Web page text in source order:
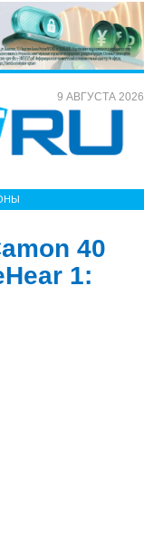
9 АВГУСТА 2026
40
1: